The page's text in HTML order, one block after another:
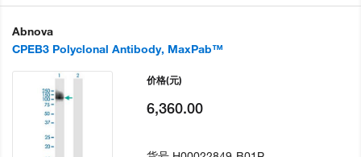
Abnova
CPEB3 Polyclonal Antibody, MaxPab™
价格(元)
6,360.00